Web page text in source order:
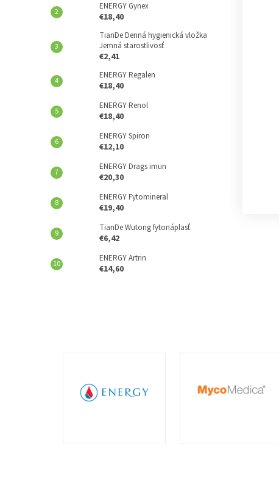
ENERGY Gynex
€18,40
TianDe Denná hygienická vložka
Jemná starostlivosť
€2,41
ENERGY Regalen
€18,40
ENERGY Renol
€18,40
ENERGY Spiron
€12,10
ENERGY Drags imun
€20,30
ENERGY Fytomineral
€19,40
TianDe Wutong fytonáplasť
€6,42
ENERGY Artrin
€14,60